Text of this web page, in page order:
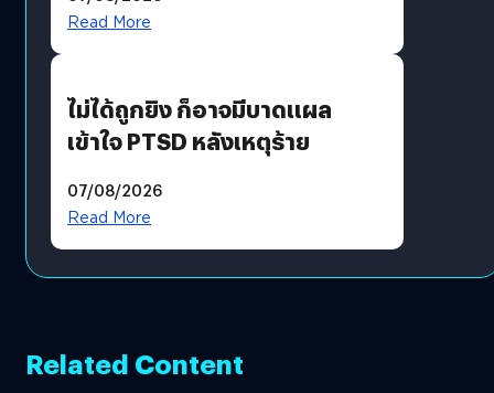
Read More
ไม่ได้ถูกยิง ก็อาจมีบาดแผล
เข้าใจ PTSD หลังเหตุร้าย
07/08/2026
Read More
Related Content